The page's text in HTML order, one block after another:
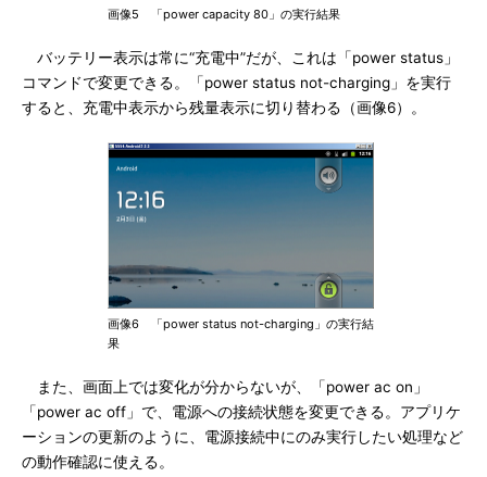
画像5 「power capacity 80」の実行結果
バッテリー表示は常に“充電中”だが、これは「power status」
コマンドで変更できる。「power status not-charging」を実行
すると、充電中表示から残量表示に切り替わる（画像6）。
画像6 「power status not-charging」の実行結
果
また、画面上では変化が分からないが、「power ac on」
「power ac off」で、電源への接続状態を変更できる。アプリケ
ーションの更新のように、電源接続中にのみ実行したい処理など
の動作確認に使える。